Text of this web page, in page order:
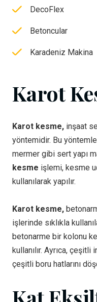
DecoFlex
Betoncular
Karadeniz Makina
Karot
Karot kesme, inşaat
yöntemidir. Bu
mermer gibi sert yapı
kesme işlemi, kesme
kullanılarak yapılır.
Karot kesme,
işlerinde sıklıkla
betonarme bir kolonu
kullanılır. Ayrıca,
çeşitli boru hatlarını